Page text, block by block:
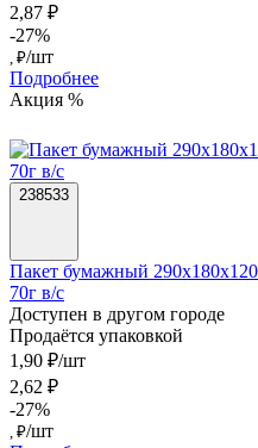
2,87 ₽
-27%
, ₽/шт
Подробнее
Акция %
238533
Пакет бумажный
70г в/с
Доступен в другом городе
Продаётся упаковкой
1,90 ₽/шт
2,62 ₽
-27%
, ₽/шт